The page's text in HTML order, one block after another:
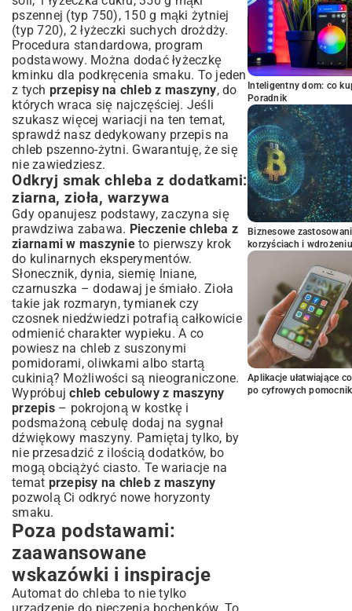
pszennej (typ 750), 150 g mąki żytniej
(typ 720), 2 łyżeczki suchych drożdży.
Procedura standardowa, program
podstawowy. Można dodać łyżeczkę
kminku dla podkręcenia smaku. To jeden
z tych przepisy na chleb z maszyny, do
których wraca się najczęściej. Jeśli
szukasz więcej wariacji na ten temat,
sprawdź nasz dedykowany przepis na
chleb pszenno-żytni. Gwarantuję, że się
nie zawiedziesz.
Odkryj smak chleba z dodatkami:
ziarna, zioła, warzywa
Gdy opanujesz podstawy, zaczyna się
prawdziwa zabawa. Pieczenie chleba z
ziarnami w maszynieto pierwszy krok
do kulinarnych eksperymentów.
Słonecznik, dynia, siemię lniane,
czarnuszka – dodawaj je śmiało. Zioła
takie jak rozmaryn, tymianek czy
czosnek niedźwiedzi potrafią całkowicie
odmienić charakter wypieku. A co
powiesz na chleb z suszonymi
pomidorami, oliwkami albo startą
cukinią? Możliwości są nieograniczone.
Wypróbujchleb cebulowy z maszyny
przepis– pokrojoną w kostkę i
podsmażoną cebulę dodaj na sygnał
dźwiękowy maszyny. Pamiętaj tylko, by
nie przesadzić z ilością dodatków, bo
mogą obciążyć ciasto. Te wariacje na
temat przepisy na chleb z maszyny
pozwolą Ci odkryć nowe horyzonty
smaku.
Poza podstawami:
zaawansowane
wskazówki i inspiracje
Automat do chleba to nie tylko
Inteligentny dom: co
Poradnik
Biznesowe
korzyściach i wdrożeniu
Aplikacje ułatwiające
po cyfrowych